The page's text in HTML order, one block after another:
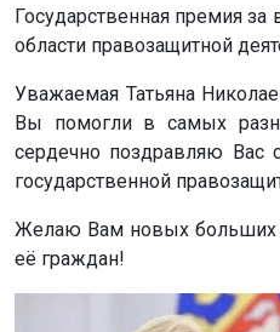
Государственная премия
области правозащитной
Уважаемая Татьяна
Вы помогли в самых
сердечно поздравляю
государственной
Желаю Вам новых больших
её граждан!